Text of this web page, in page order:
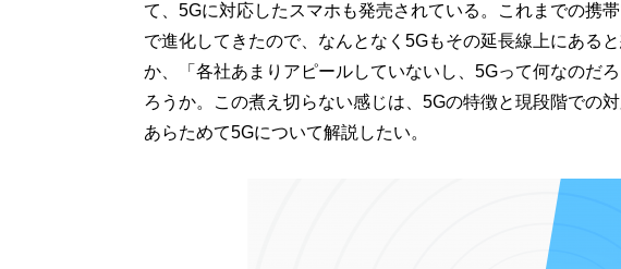
て、5Gに対応したスマホも発売されている。これまでの携
で進化してきたので、なんとなく5Gもその延長線上にある
か、「各社あまりアピールしていないし、5Gって何なのだ
ろうか。この煮え切らない感じは、5Gの特徴と現段階での
あらためて5Gについて解説したい。